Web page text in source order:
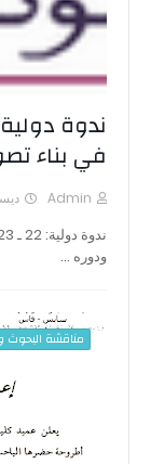
ندوة
في بناء
Admin ديسمبر
ودوره …
مناقشة البحوث و